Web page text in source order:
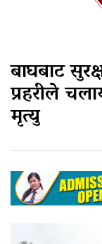
बाघबाट
प्रहरीले
मृत्यु